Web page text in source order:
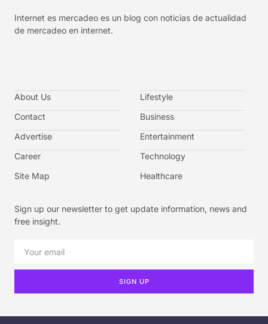
Internet es mercadeo es un blog con noticias de actualidad
de mercadeo en internet.
About Us
Contact
Advertise
Career
Site Map
Lifestyle
Business
Entertainment
Technology
Healthcare
Sign up our newsletter to get update information, news and
free insight.
SIGN UP